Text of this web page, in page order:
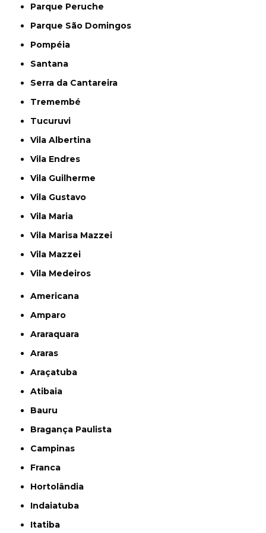
Parque Peruche
Parque São Domingos
Pompéia
Santana
Serra da Cantareira
Tremembé
Tucuruvi
Vila Albertina
Vila Endres
Vila Guilherme
Vila Gustavo
Vila Maria
Vila Marisa Mazzei
Vila Mazzei
Vila Medeiros
Americana
Amparo
Araraquara
Araras
Araçatuba
Atibaia
Bauru
Bragança Paulista
Campinas
Franca
Hortolândia
Indaiatuba
Itatiba